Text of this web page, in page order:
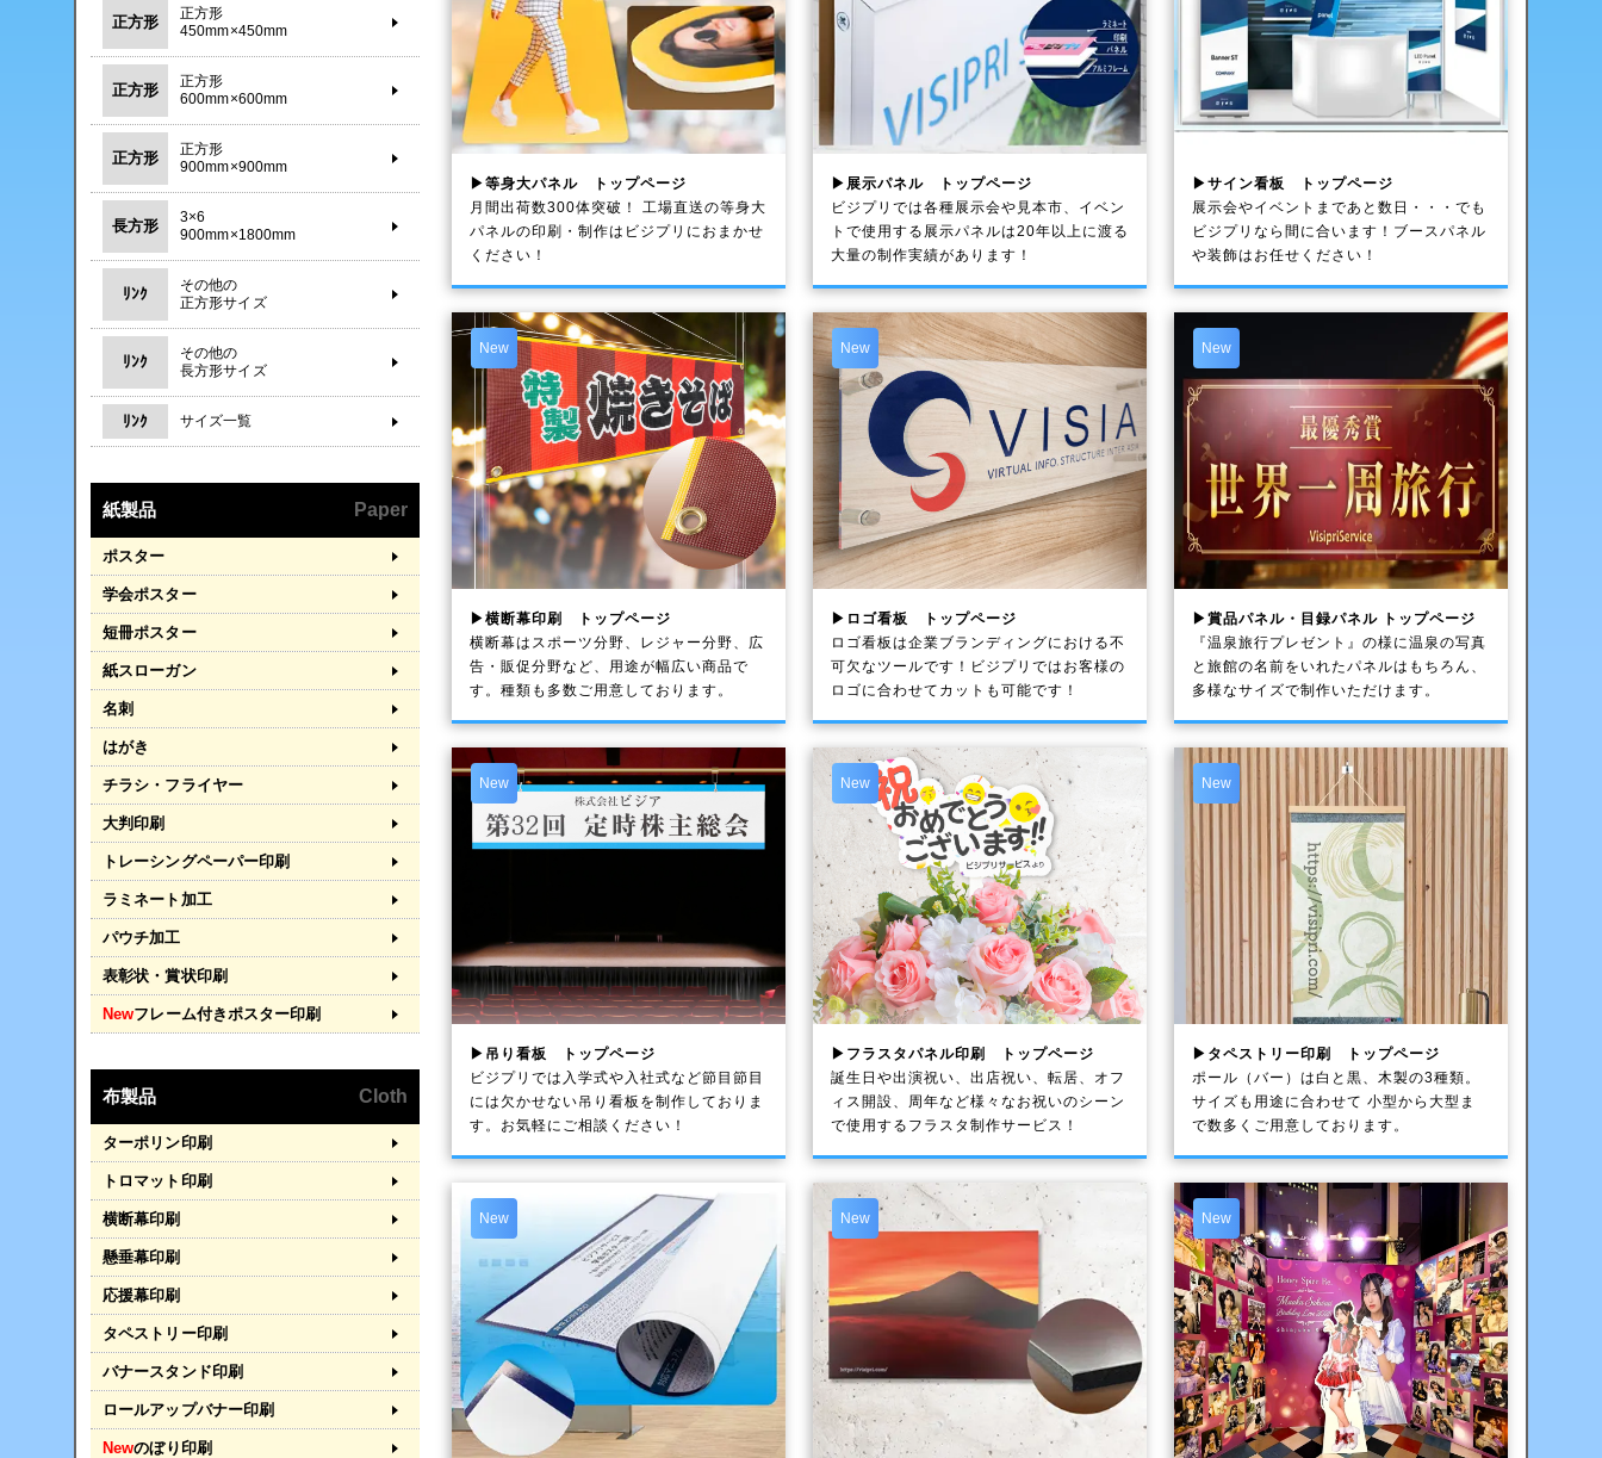
▶等身大パネル トップページ
月間出荷数300体突破！ 工場直送の等身大
パネルの印刷・制作は ビジプリ におまかせ
ください！
▶展示パネル トップページ
ビジプリでは各種展示会や見本市、イベン
トで使用する展示パネルは20年以上に渡る
大量の制作実績があります！
▶サイン看板 トップページ
展示会やイベントまであと数日・・・でも
ビジプリなら間に合います！ブースパネル
や装飾はお任せください！
New
▶横断幕印刷 トップページ
横断幕はスポーツ分野、レジャー分野、広
告・販促分野など、用途が幅広い商品で
す。種類も多数ご用意しております。
New
▶ロゴ看板 トップページ
ロゴ看板は企業ブランディングにおける不
可欠なツールです！ビジプリではお客様の
ロゴに合わせてカットも可能です！
New
▶賞品パネル・目録パネル トップページ
『温泉旅行プレゼント』の様に温泉の写真
と旅館の名前をいれたパネルはもちろん、
多様なサイズで制作いただけます。
New
▶吊り看板 トップページ
ビジプリでは入学式や入社式など節目節目
には欠かせない吊り看板を制作しておりま
す。お気軽にご相談ください！
New
▶フラスタパネル印刷 トップページ
誕生日や出演祝い、出店祝い、転居、オフ
ィス開設、周年など様々なお祝いのシーン
で使用するフラスタ制作サービス！
New
▶タペストリー印刷 トップページ
ポール（バー）は白と黒、木製の3種類。
サイズも用途に合わせて 小型から大型ま
で数多くご用意しております。
New New New
正方形
正方形
450mm×450mm
正方形
正方形
600mm×600mm
正方形
正方形
900mm×900mm
長方形
3×6
900mm×1800mm
ﾘﾝｸ
その他の
正方形サイズ
ﾘﾝｸ
その他の
長方形サイズ
ﾘﾝｸ サイズ一覧
紙製品 Paper
ポスター
学会ポスター
短冊ポスター
紙スローガン
名刺
はがき
チラシ・フライヤー
大判印刷
トレーシングペーパー印刷
ラミネート加工
パウチ加工
表彰状・賞状印刷
Newフレーム付きポスター印刷
布製品 Cloth
ターポリン印刷
トロマット印刷
横断幕印刷
懸垂幕印刷
応援幕印刷
タペストリー印刷
バナースタンド印刷
ロールアップバナー印刷
Newのぼり印刷